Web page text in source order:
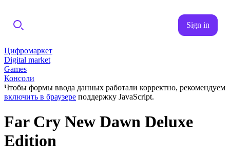
Sign in
Цифромаркет
Digital market
Games
Консоли
Чтобы формы ввода данных работали корректно, рекомендуем
включить в браузере поддержку JavaScript.
Far Cry New Dawn Deluxe
Edition